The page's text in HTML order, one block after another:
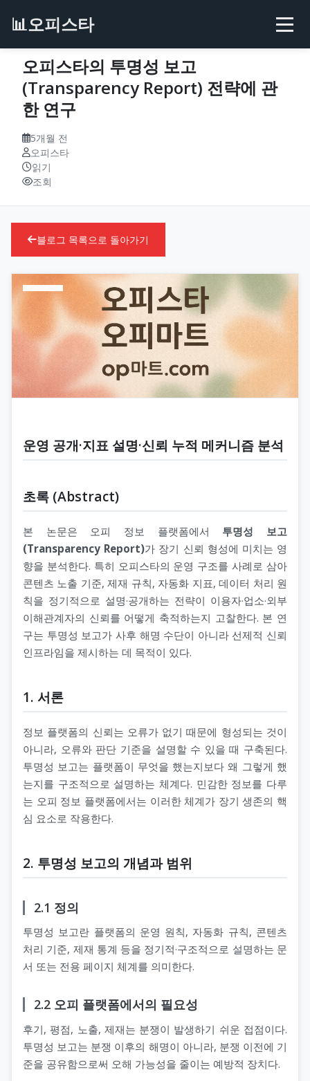
📊오피스타
오피스타의 투명성 보고
(Transparency Report) 전략에 관
한 연구
5개월 전
오피스타
읽기
조회
블로그 목록으로 돌아가기
운영 공개·지표 설명·신뢰 누적 메커니즘 분석
초록 (Abstract)
본 논문은 오피 정보 플랫폼에서 투명성 보고
(Transparency Report)가 장기 신뢰 형성에 미치는 영
향을 분석한다. 특히 오피스타의 운영 구조를 사례로 삼아
콘텐츠 노출 기준, 제재 규칙, 자동화 지표, 데이터 처리 원
칙을 정기적으로 설명·공개하는 전략이 이용자·업소·외부
이해관계자의 신뢰를 어떻게 축적하는지 고찰한다. 본 연
구는 투명성 보고가 사후 해명 수단이 아니라 선제적 신뢰
인프라임을 제시하는 데 목적이 있다.
1. 서론
정보 플랫폼의 신뢰는 오류가 없기 때문에 형성되는 것이
아니라, 오류와 판단 기준을 설명할 수 있을 때 구축된다.
투명성 보고는 플랫폼이 무엇을 했는지보다 왜 그렇게 했
는지를 구조적으로 설명하는 체계다. 민감한 정보를 다루
는 오피 정보 플랫폼에서는 이러한 체계가 장기 생존의 핵
심 요소로 작용한다.
2. 투명성 보고의 개념과 범위
2.1 정의
투명성 보고란 플랫폼의 운영 원칙, 자동화 규칙, 콘텐츠
처리 기준, 제재 통계 등을 정기적·구조적으로 설명하는 문
서 또는 전용 페이지 체계를 의미한다.
2.2 오피 플랫폼에서의 필요성
후기, 평점, 노출, 제재는 분쟁이 발생하기 쉬운 접점이다.
투명성 보고는 분쟁 이후의 해명이 아니라, 분쟁 이전에 기
준을 공유함으로써 오해 가능성을 줄이는 예방적 장치다.